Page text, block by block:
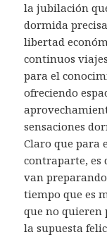
la jubilación
dormida
libertad
continuos
para el
ofreciendo
sensaciones
Claro que para
contraparte, es
van
tiempo que es
que no quieren
la supuesta